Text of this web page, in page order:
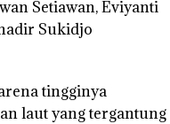
Setiawan, Eviyanti
Sukidjo
tingginya
laut yang tergantung